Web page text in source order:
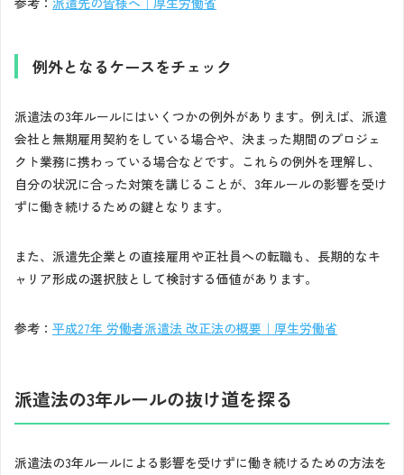
例外となるケースをチェック
派遣法の3年ルールにはいくつかの例外があります。例えば、派遣
会社と無期雇用契約をしている場合や、決まった期間のプロジェ
クト業務に携わっている場合などです。これらの例外を理解し、
自分の状況に合った対策を講じることが、3年ルールの影響を受け
ずに働き続けるための鍵となります。
また、派遣先企業との直接雇用や正社員への転職も、長期的なキ
ャリア形成の選択肢として検討する価値があります。
参考： 平成27年 労働者派遣法 改正法の概要｜厚生労働省
派遣法の3年ルールの抜け道を探る
派遣法の3年ルールによる影響を受けずに働き続けるための方法を